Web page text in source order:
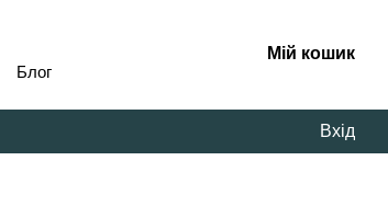
Блог
Мій кошик
Вхід